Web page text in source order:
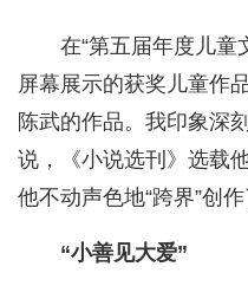
在“第五届年度儿童
屏幕展示的获奖儿童作
陈武的作品。我印象深
说，《小说选刊》选载
他不动声色地“跨界”创
“小善见大爱”